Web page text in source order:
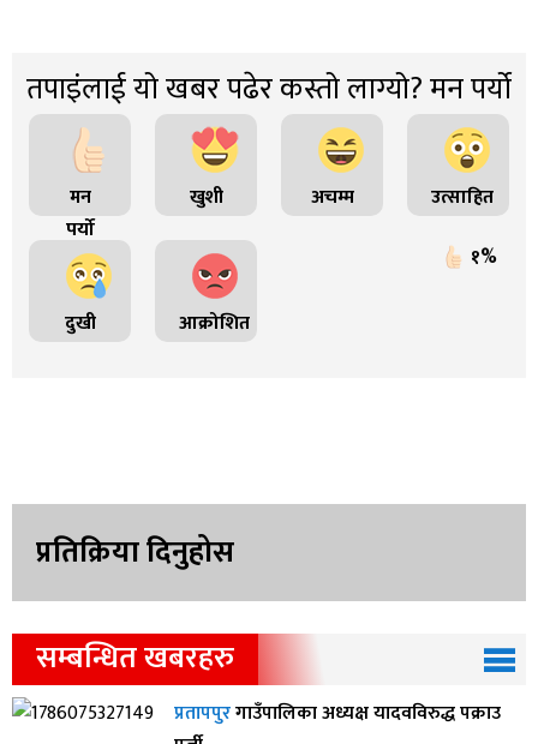
तपाइंलाई यो खबर पढेर कस्तो लाग्यो? मन पर्यो
मन
पर्यो
खुशी अचम्म उत्साहित
दुखी आक्रोशित
१%
प्रतिक्रिया दिनुहोस
सम्बन्धित खबरहरु
प्रतापपुरगाउँपालिका अध्यक्ष यादवविरुद्ध पक्राउ